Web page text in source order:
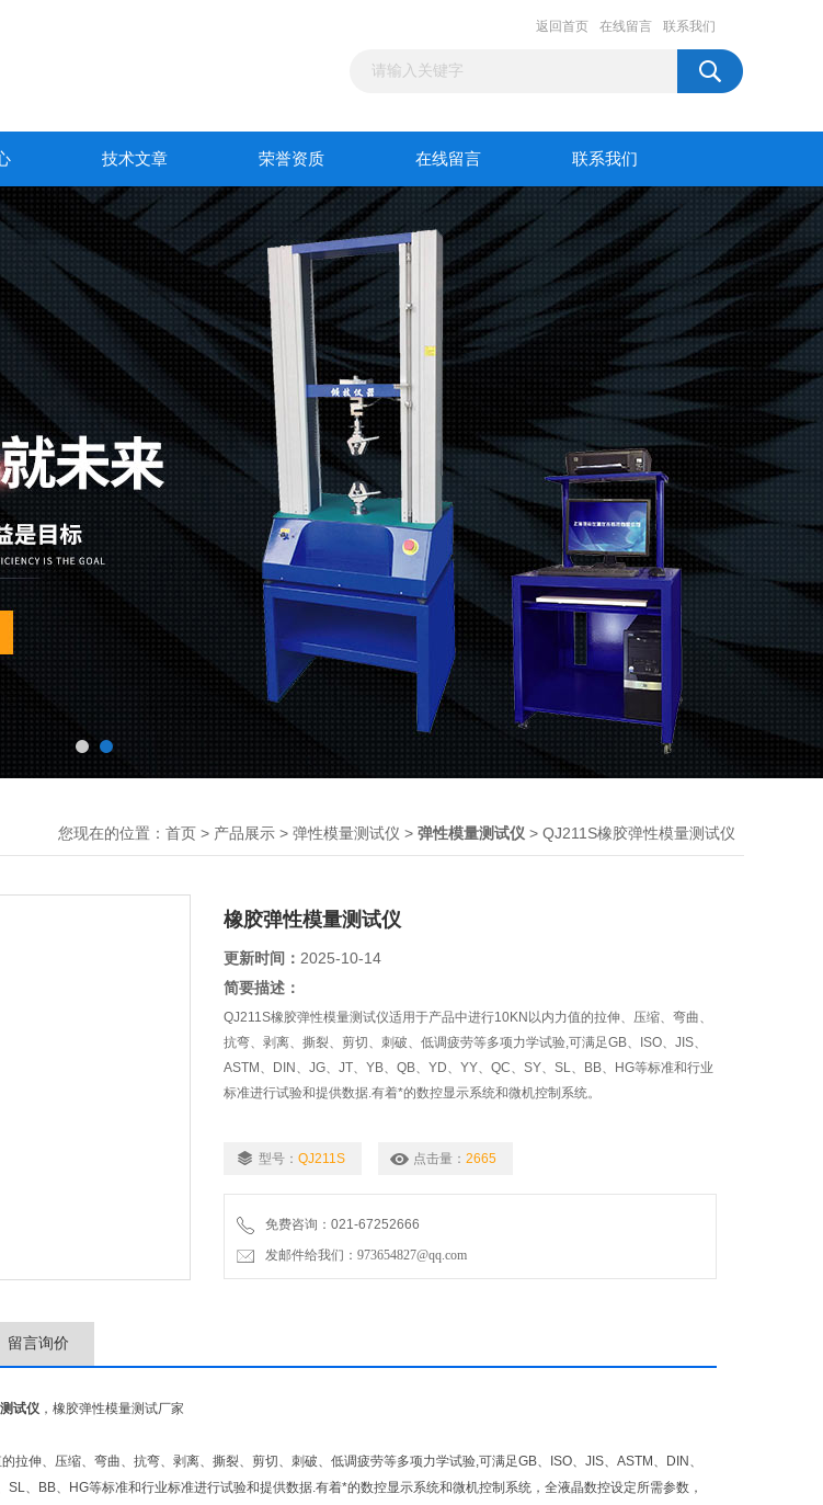
返回首页 在线留言 联系我们
技术文章 荣誉资质 在线留言 联系我们
您现在的位置： 首页 > 产品展示 > 弹性模量测试仪 > 弹性模量测试仪 > QJ211S橡胶弹性模量测试仪
橡胶弹性模量测试仪
更新时间： 2025-10-14
简要描述：
QJ211S橡胶弹性模量测试仪适用于产品中进行10KN以内力值的拉伸、压缩、弯曲、
抗弯、剥离、撕裂、剪切、刺破、低调疲劳等多项力学试验,可满足GB、ISO、JIS、
ASTM、DIN、JG、JT、YB、QB、YD、YY、QC、SY、SL、BB、HG等标准和行业
标准进行试验和提供数据.有着*的数控显示系统和微机控制系统。
型号： QJ211S 点击量： 2665
免费咨询：021-67252666
发邮件给我们：973654827@qq.com
留言询价
试仪 ，橡胶弹性模量测试厂家
拉伸、压缩、弯曲、抗弯、剥离、撕裂、剪切、刺破、低调疲劳等多项力学试验,可满足GB、ISO、JIS、ASTM、DIN、
、BB、HG等标准和行业标准进行试验和提供数据.有着*的数控显示系统和微机控制系统，全液晶数控设定所需参数，